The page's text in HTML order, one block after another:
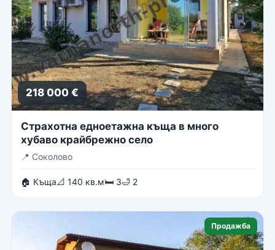
218 000 €
Страхотна едноетажна къща в много
хубаво крайбрежно село
📍 Соколово
🏠 Къща📐 140 кв.м🛏 3🛁 2
Продажба